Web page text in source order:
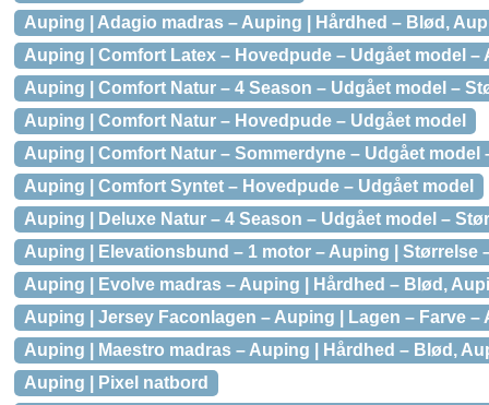
Auping | Adagio madras – Auping | Hårdhed – Blød,
Auping | Comfort Latex – Hovedpude – Udgået model
Auping | Comfort Natur – 4 Season – Udgået model –
Auping | Comfort Natur – Hovedpude – Udgået model
Auping | Comfort Natur – Sommerdyne – Udgået model
Auping | Comfort Syntet – Hovedpude – Udgået model
Auping | Deluxe Natur – 4 Season – Udgået model –
Auping | Elevationsbund – 1 motor – Auping | Størrelse
Auping | Evolve madras – Auping | Hårdhed – Blød,
Auping | Jersey Faconlagen – Auping | Lagen – Farve
Auping | Maestro madras – Auping | Hårdhed – Blød,
Auping | Pixel natbord